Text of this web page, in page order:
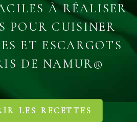
À RÉALISER
POUR CUISINER
ET ESCARGOTS
DE NAMUR®
LES RECETTES